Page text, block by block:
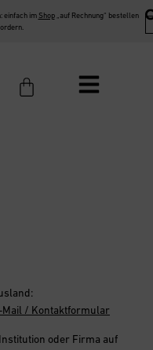
einfach im Shop„auf Rechnung“ bestellen
Mail / Kontaktformular
oder Firma auf